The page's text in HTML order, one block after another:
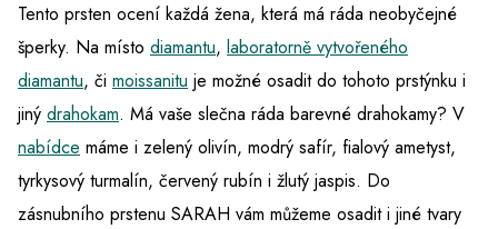
Tento prsten ocení každá žena, která má ráda neobyčejné
šperky. Na místo diamantu, laboratorně vytvořeného
diamantu, či moissanitu je možné osadit do tohoto prstýnku i
jiný drahokam. Má vaše slečna ráda barevné drahokamy? V
nabídce máme i zelený olivín, modrý safír, fialový ametyst,
tyrkysový turmalín, červený rubín i žlutý jaspis. Do
zásnubního prstenu SARAH vám můžeme osadit i jiné tvary